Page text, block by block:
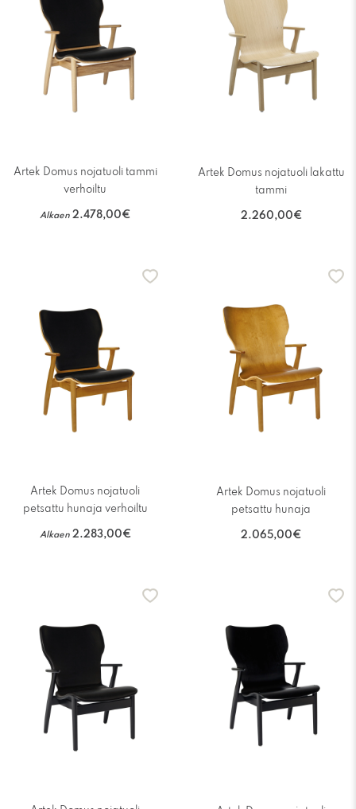
Artek Domus nojatuoli tammi
verhoiltu
Alkaen 2.478,00€
Artek Domus nojatuoli lakattu
tammi
2.260,00€
Artek Domus nojatuoli
petsattu hunaja verhoiltu
Alkaen 2.283,00€
Artek Domus nojatuoli
petsattu hunaja
2.065,00€